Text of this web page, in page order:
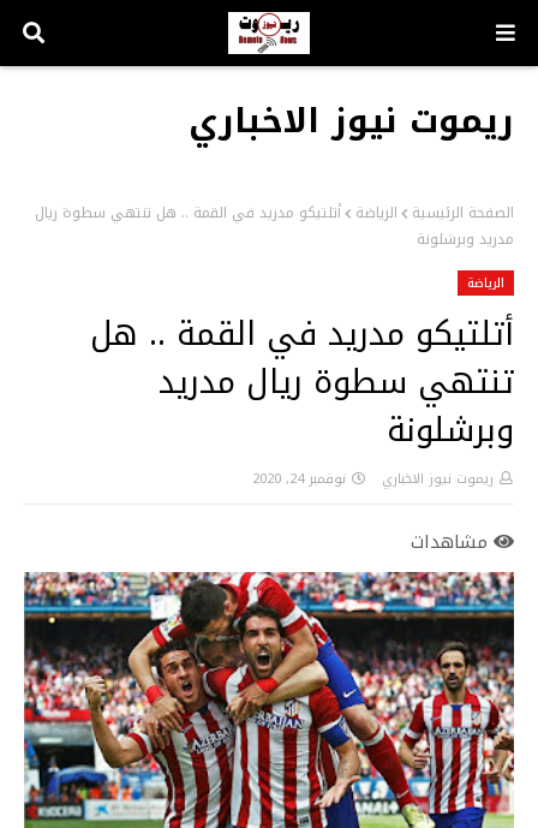
ريموت نيوز الاخباري
الصفحة الرئيسية الرياضة أتلتيكو مدريد في القمة .. هل تنتهي سطوة ريال
مدريد وبرشلونة
الرياضة
أتلتيكو مدريد في القمة .. هل
تنتهي سطوة ريال مدريد
وبرشلونة
ريموت نيوز الاخباري نوفمبر 24, 2020
مشاهدات